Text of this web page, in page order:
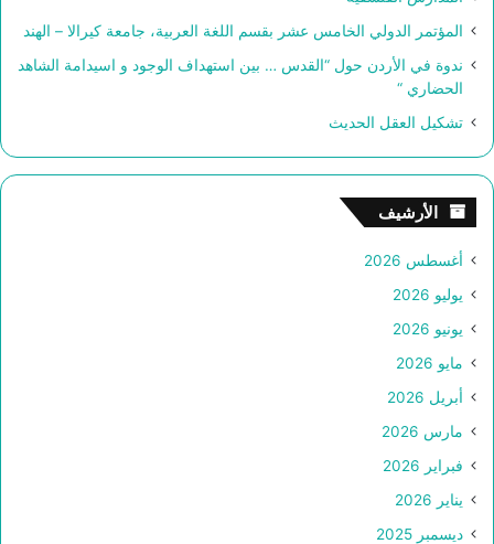
المؤتمر الدولي الخامس عشر بقسم اللغة العربية، جامعة كيرالا – الهند
ندوة في الأردن حول “القدس … بين استهداف الوجود و اسيدامة الشاهد
الحضاري “
تشكيل العقل الحديث
الأرشيف
أغسطس 2026
يوليو 2026
يونيو 2026
مايو 2026
أبريل 2026
مارس 2026
فبراير 2026
يناير 2026
ديسمبر 2025